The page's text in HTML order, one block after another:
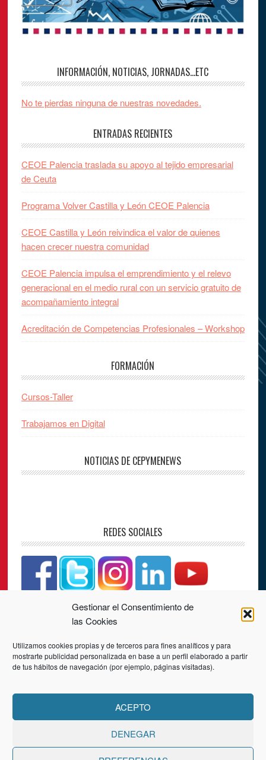
Gestionar el Consentimiento de
las Cookies
Utilizamos cookies propias y de terceros para fines analíticos y para
mostrarte publicidad personalizada en base a un perfil elaborado a partir
de tus hábitos de navegación (por ejemplo, páginas visitadas).
ACEPTO
DENEGAR
INFORMACIÓN, NOTICIAS, JORNADAS…ETC
No te pierdas ninguna de nuestras novedades.
ENTRADAS RECIENTES
CEOE Palencia traslada su apoyo al tejido empresarial
de Ceuta
Programa Volver Castilla y León CEOE Palencia
CEOE Castilla y León reivindica el valor de quienes
hacen crecer nuestra comunidad
CEOE Palencia impulsa el emprendimiento y el relevo
generacional en el medio rural con un servicio gratuito de
acompañamiento integral
Acreditación de Competencias Profesionales – Workshop
FORMACIÓN
Cursos-Taller
Trabajamos en Digital
NOTICIAS DE CEPYMENEWS
REDES SOCIALES
CONTACTO
PLAZA LOS JUZGADOS, Nº 4, 3ª PLANTA
34001 PALENCIA
Correo: info@ceoepalencia.es